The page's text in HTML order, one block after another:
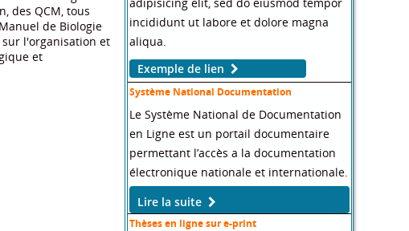
des QCM, tous
de Biologie
sur l'organisation et
et
incididunt ut labore et dolore magna
aliqua.
Exemple de lien
Système National Documentation
Le Système National de Documentation
en Ligne est un portail documentaire
permettant l’accès a la documentation
électronique nationale et internationale.
Lire la suite
Thèses en ligne sur e-print